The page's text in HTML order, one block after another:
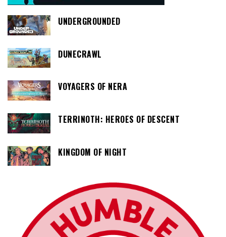
UNDERGROUNDED
DUNECRAWL
VOYAGERS OF NERA
TERRINOTH: HEROES OF DESCENT
KINGDOM OF NIGHT